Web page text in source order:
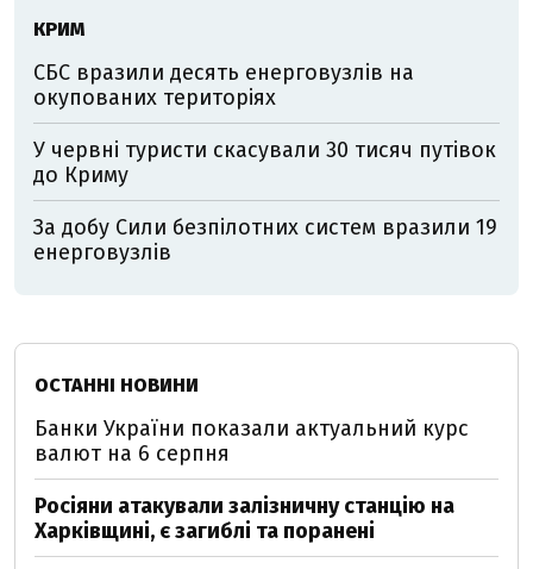
КРИМ
СБС вразили десять енерговузлів на
окупованих територіях
У червні туристи скасували 30 тисяч путівок
до Криму
За добу Сили безпілотних систем вразили 19
енерговузлів
ОСТАННІ НОВИНИ
Банки України показали актуальний курс
валют на 6 серпня
Росіяни атакували залізничну станцію на
Харківщині, є загиблі та поранені